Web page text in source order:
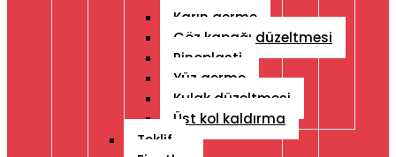
Karın germe
Göz kapağı düzeltmesi
Rinoplasti
Yüz germe
Kulak düzeltmesi
Üst kol kaldırma
Teklif